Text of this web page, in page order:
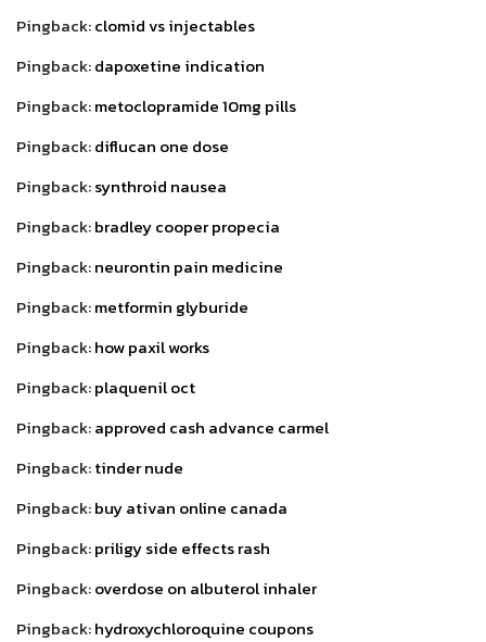
Pingback:clomid vs injectables
Pingback:dapoxetine indication
Pingback:metoclopramide 10mg pills
Pingback:diflucan one dose
Pingback:synthroid nausea
Pingback:bradley cooper propecia
Pingback:neurontin pain medicine
Pingback:metformin glyburide
Pingback:how paxil works
Pingback:plaquenil oct
Pingback:approved cash advance carmel
Pingback:tinder nude
Pingback:buy ativan online canada
Pingback:priligy side effects rash
Pingback:overdose on albuterol inhaler
Pingback:hydroxychloroquine coupons